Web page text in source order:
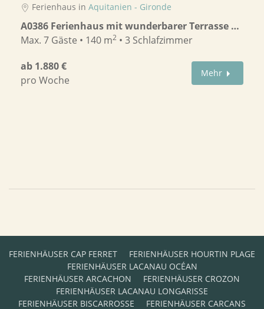
Ferienhaus in Aquitanien - Gironde
A0386 Ferienhaus mit wunderbarer Terrasse und Buchtblick
Max. 7 Gäste • 140 m2 • 3 Schlafzimmer
ab 1.880 €
pro Woche
Mehr
FERIENHÄUSER CAP FERRET
FERIENHÄUSER HOURTIN PLAGE
FERIENHÄUSER LACANAU OCÉAN
FERIENHÄUSER ARCACHON
FERIENHÄUSER CROZON
FERIENHÄUSER LACANAU LONGARISSE
FERIENHÄUSER BISCARROSSE
FERIENHÄUSER CARCANS